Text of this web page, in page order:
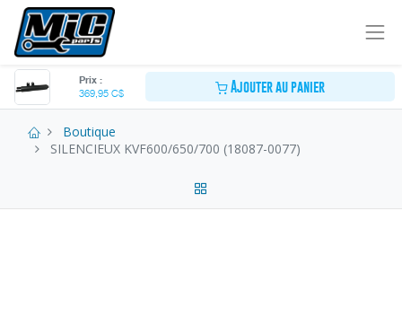
Prix :
369,95 C$ Ajouter au panier
Boutique
SILENCIEUX KVF600/650/700 (18087-0077)